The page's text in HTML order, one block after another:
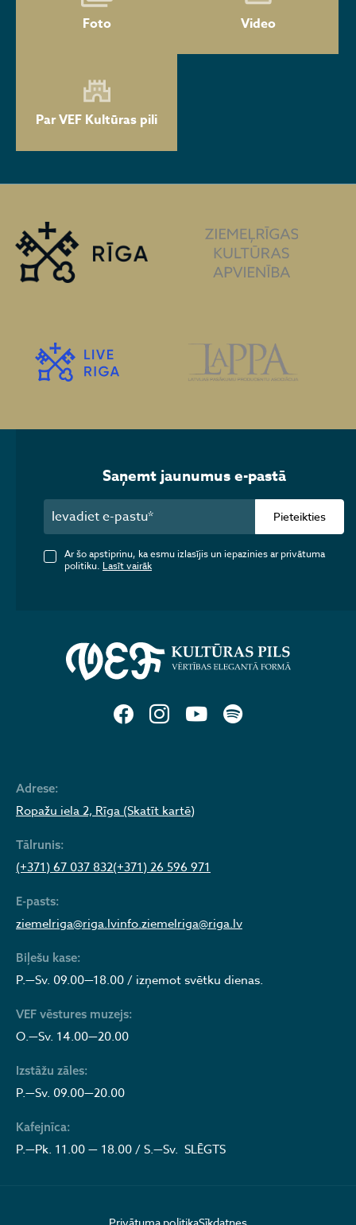
Foto Video
Par VEF Kultūras pili
Adrese:
Ropažu iela 2, Rīga (Skatīt kartē)
Tālrunis:
(+371) 67 037 832(+371) 26 596 971
E-pasts:
ziemelriga@riga.lvinfo.ziemelriga@riga.lv
Biļešu kase:
P.—Sv. 09.00—18.00 / izņemot svētku dienas.
VEF vēstures muzejs:
O.—Sv. 14.00—20.00
Izstāžu zāles:
P.—Sv. 09.00—20.00
Kafejnīca:
P.—Pk. 11.00 — 18.00 / S.—Sv. SLĒGTS
Saņemt jaunumus e-pastā
Pieteikties
Ar šo apstiprinu, ka esmu izlasījis un iepazinies ar privātuma
politiku. Lasīt vairāk